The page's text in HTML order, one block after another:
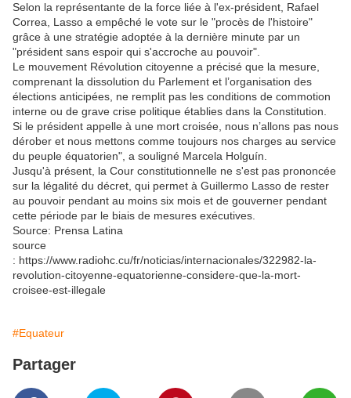
Selon la représentante de la force liée à l'ex-président, Rafael
Correa, Lasso a empêché le vote sur le "procès de l'histoire"
grâce à une stratégie adoptée à la dernière minute par un
"président sans espoir qui s'accroche au pouvoir".
Le mouvement Révolution citoyenne a précisé que la mesure,
comprenant la dissolution du Parlement et l’organisation des
élections anticipées, ne remplit pas les conditions de commotion
interne ou de grave crise politique établies dans la Constitution.
Si le président appelle à une mort croisée, nous n’allons pas nous
dérober et nous mettons comme toujours nos charges au service
du peuple équatorien", a souligné Marcela Holguín.
Jusqu'à présent, la Cour constitutionnelle ne s'est pas prononcée
sur la légalité du décret, qui permet à Guillermo Lasso de rester
au pouvoir pendant au moins six mois et de gouverner pendant
cette période par le biais de mesures exécutives.
Source: Prensa Latina
source
: https://www.radiohc.cu/fr/noticias/internacionales/322982-la-
revolution-citoyenne-equatorienne-considere-que-la-mort-
croisee-est-illegale
#Equateur
Partager